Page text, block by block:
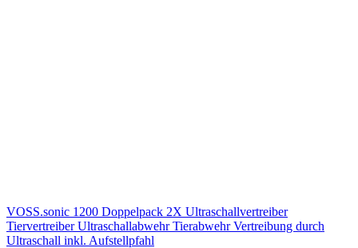
VOSS.sonic 1200 Doppelpack 2X Ultraschallvertreiber
Tiervertreiber Ultraschallabwehr Tierabwehr Vertreibung durch
Ultraschall inkl. Aufstellpfahl